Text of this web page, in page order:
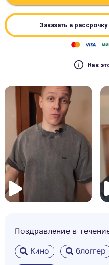
Заказать в
Как
Поздравление в
Кино блоггер